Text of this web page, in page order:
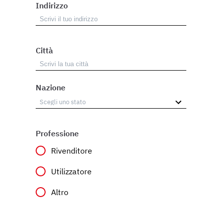
Indirizzo
Città
Nazione
Professione
Rivenditore
Utilizzatore
Altro